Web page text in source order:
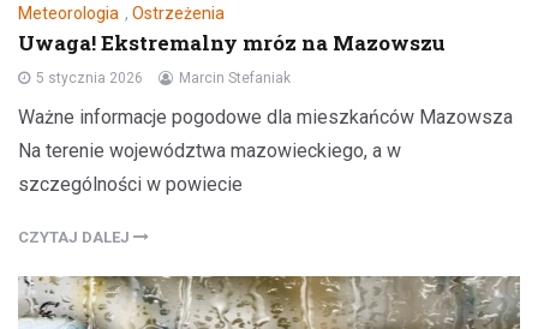
Meteorologia , Ostrzeżenia
Uwaga! Ekstremalny mróz na Mazowszu
5 stycznia 2026 Marcin Stefaniak
Ważne informacje pogodowe dla mieszkańców Mazowsza
Na terenie województwa mazowieckiego, a w
szczególności w powiecie
CZYTAJ DALEJ